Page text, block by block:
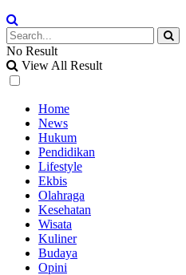
No Result
View All Result
Home
News
Hukum
Pendidikan
Lifestyle
Ekbis
Olahraga
Kesehatan
Wisata
Kuliner
Budaya
Opini